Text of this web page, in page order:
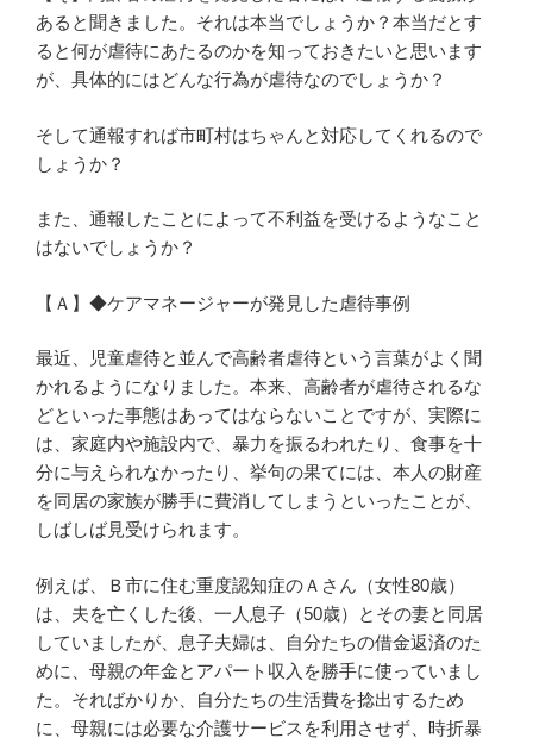
あると聞きました。それは本当でしょうか？本当だとす
ると何が虐待にあたるのかを知っておきたいと思います
が、具体的にはどんな行為が虐待なのでしょうか？
そして通報すれば市町村はちゃんと対応してくれるので
しょうか？
また、通報したことによって不利益を受けるようなこと
はないでしょうか？
【Ａ】◆ケアマネージャーが発見した虐待事例
最近、児童虐待と並んで高齢者虐待という言葉がよく聞
かれるようになりました。本来、高齢者が虐待されるな
どといった事態はあってはならないことですが、実際に
は、家庭内や施設内で、暴力を振るわれたり、食事を十
分に与えられなかったり、挙句の果てには、本人の財産
を同居の家族が勝手に費消してしまうといったことが、
しばしば見受けられます。
例えば、Ｂ市に住む重度認知症のＡさん（女性80歳）
は、夫を亡くした後、一人息子（50歳）とその妻と同居
していましたが、息子夫婦は、自分たちの借金返済のた
めに、母親の年金とアパート収入を勝手に使っていまし
た。そればかりか、自分たちの生活費を捻出するため
に、母親には必要な介護サービスを利用させず、時折暴